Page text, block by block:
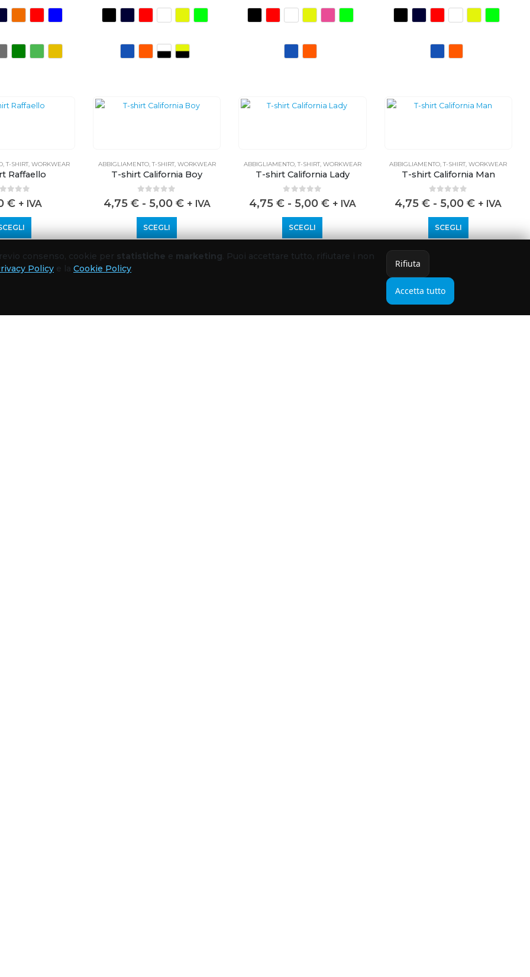
,T-SHIRT,WORKWEAR
Raffaello
of 5
€ + IVA
ABBIGLIAMENTO,T-SHIRT, WORKWEAR
T-shirt California Boy
0 out of 5
4,75 € - 5,00 € + IVA
SCEGLI
ABBIGLIAMENTO,T-SHIRT, WORKWEAR
T-shirt California Lady
0 out of 5
4,75 € - 5,00 € + IVA
SCEGLI
ABBIGLIAMENTO,T-SHIRT,WORKWEAR
T-shirt California Man
0 out of 5
4,75€ - 5,00€ + IVA
SCEGLI
consenso, cookie per statistiche e marketing. Puoi accettare tutto, rifiutare i non
Policy e la Cookie Policy. Rifiuta
Accetta tutto